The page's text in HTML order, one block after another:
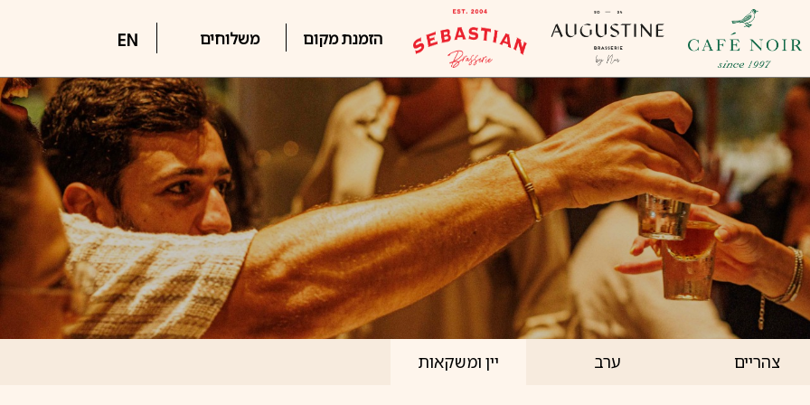
הזמנת מקום משלוחים EN
צהריים ערב יין ומשקאות